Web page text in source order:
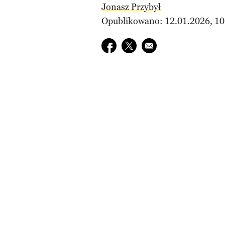
Jonasz Przybył
Opublikowano: 12.01.2026,
Udostępnij na facebook
Udostępnij na twitter
E-mail do przyjaciela